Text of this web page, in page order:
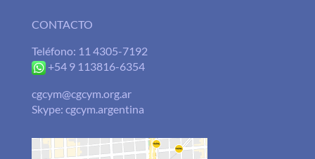
CONTACTO
Teléfono: 11 4305-7192
+54 9 113816-6354
cgcym@cgcym.org.ar
Skype: cgcym.argentina